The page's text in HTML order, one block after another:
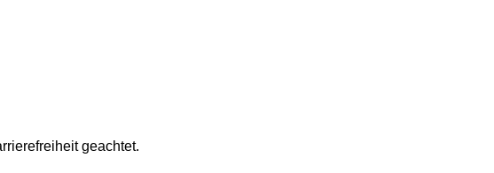
geachtet.